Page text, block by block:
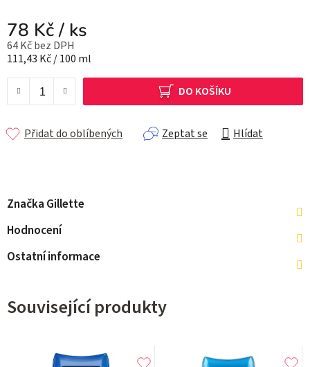
78 Kč/ ks
64 Kč bez DPH
Měrná cena:
111,43 Kč / 100 ml
DO KOŠÍKU
Zeptat se Hlídat
Přidat do oblíbených
Značka Gillette
Hodnocení
Ostatní informace
Související produkty